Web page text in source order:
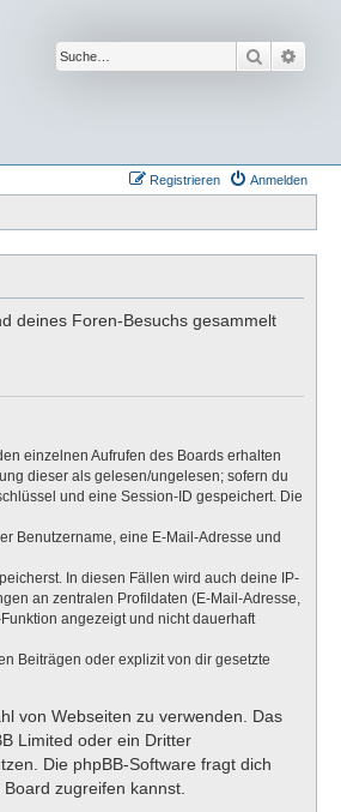
Suche
Anmelden
Registrieren
deines Foren-Besuchs gesammelt
einzelnen Aufrufen des Boards erhalten
dieser als gelesen/ungelesen; sofern du
und eine Session-ID gespeichert. Die
Benutzername, eine E-Mail-Adresse und
In diesen Fällen wird auch deine IP-
an zentralen Profildaten (E-Mail-Adresse,
angezeigt und nicht dauerhaft
Beiträgen oder explizit von dir gesetzte
von Webseiten zu verwenden. Das
Limited oder ein Dritter
Die phpBB-Software fragt dich
zugreifen kannst.